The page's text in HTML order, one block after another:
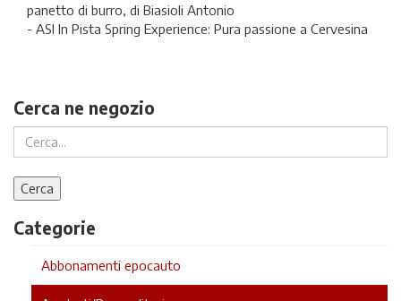
panetto di burro, di Biasioli Antonio
- ASI In Pista Spring Experience: Pura passione a Cervesina
Cerca ne negozio
Categorie
Abbonamenti epocauto